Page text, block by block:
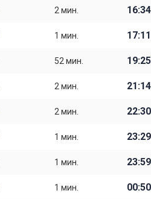
2 мин. 16:34
1 мин. 17:11
52 мин. 19:25
2 мин. 21:14
2 мин. 22:30
1 мин. 23:29
1 мин. 23:59
1 мин. 00:50